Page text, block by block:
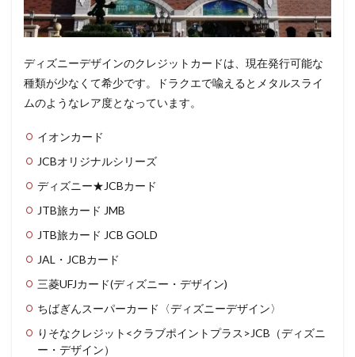
ディズニーデザインのクレジットカードは、現在発行可能な
種類が少なくて希少です。ドラクエで喩えるとメタルスライ
ムのようなレア度となっています。
イオンカード
JCBオリジナルシリーズ
ディズニー★JCBカード
JTB旅カード JMB
JTB旅カード JCB GOLD
JAL・JCBカード
三菱UFJカード(ディズニー・デザイン)
ちばぎんスーパーカード〈ディズニーデザイン〉
りそなクレジット<クラブポイントプラス>JCB（ディズニ
ー・デザイン）